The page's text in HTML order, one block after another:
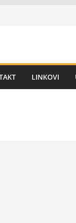
LINKOVI